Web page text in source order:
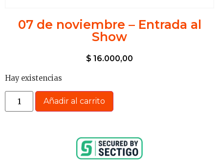
07 de noviembre – Entrada al
Show
$ 16.000,00
Hay existencias
Añadir al carrito